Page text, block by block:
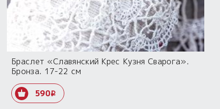
Браслет «Славянский Крес Кузня Сварога».
Бронза. 17-22 см
590i